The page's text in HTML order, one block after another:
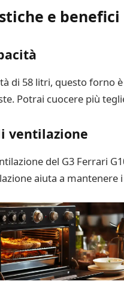
e benefici
di 58 litri, questo forno
Potrai cuocere più
ventilazione
del G3 Ferrari
aiuta a mantenere